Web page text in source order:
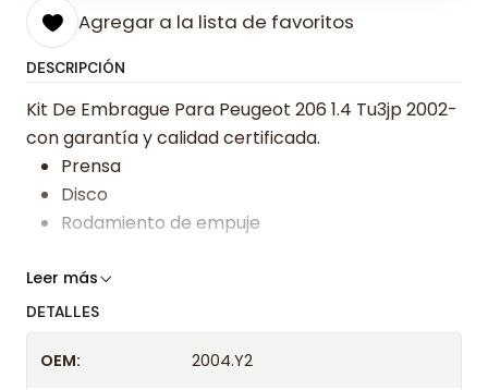
Agregar a la lista de favoritos
DESCRIPCIÓN
Kit De Embrague Para Peugeot 206 1.4 Tu3jp 2002-
con garantía y calidad certificada.
Prensa
Disco
Rodamiento de empuje
Somos especialistas en embragues desde 2019,
Leer más
DETALLES
OEM: 2004.Y2